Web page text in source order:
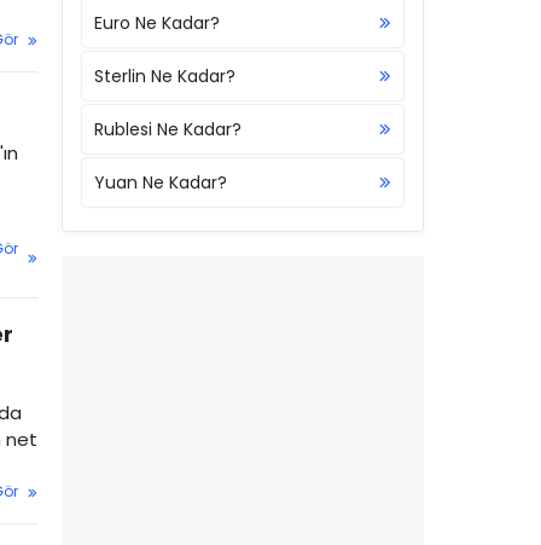
net
Euro Ne Kadar?
Sterlin Ne Kadar?
Rublesi Ne Kadar?
Yuan Ne Kadar?